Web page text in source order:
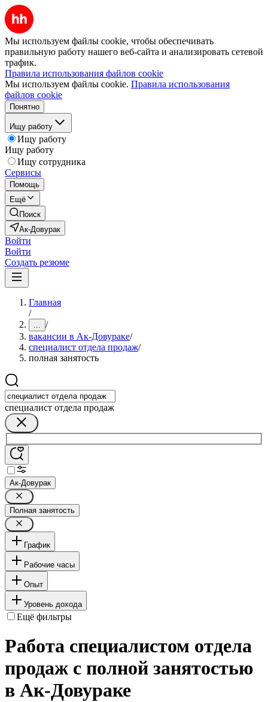
Мы используем файлы cookie, чтобы обеспечивать
правильную работу нашего веб-сайта и анализировать сетевой
трафик.
Правила использования файлов cookie
Мы используем файлы cookie. Правила использования
файлов cookie
Понятно
Ищу работу
Ищу работу
Ищу работу
Ищу сотрудника
Сервисы
Помощь
Ещё
Поиск
Ак-Довурак
Войти
Войти
Создать резюме
Главная
/
... /
вакансии в Ак-Довураке/
специалист отдела продаж/
полная занятость
специалист отдела продаж
Ак-Довурак
Полная занятость
График
Рабочие часы
Опыт
Уровень дохода
Ещё фильтры
Работа специалистом отдела
продаж с полной занятостью
в Ак-Довураке